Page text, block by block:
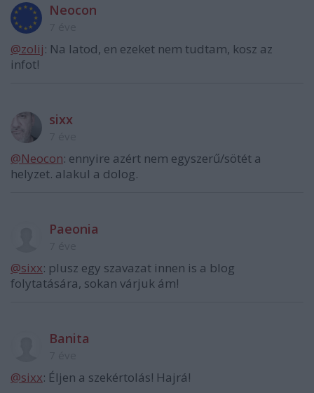
Neocon
@zolij: Na latod, en ezeket nem tudtam, kosz az
infot!
sixx
@Neocon: ennyire azért nem egyszerű/sötét a
helyzet. alakul a dolog.
Paeonia
@sixx: plusz egy szavazat innen is a blog
folytatására, sokan várjuk ám!
Banita
@sixx: Éljen a szekértolás! Hajrá!